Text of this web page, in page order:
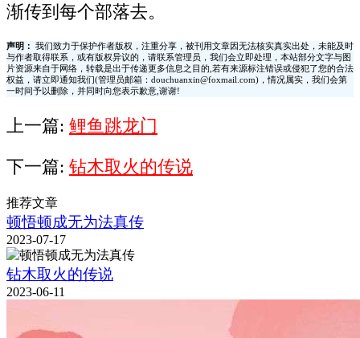
渐传到每个部落去。
声明：
我们致力于保护作者版权，注重分享，被刊用文章因无法核实真实出处，未能及时
与作者取得联系，或有版权异议的，请联系管理员，我们会立即处理，本站部分文字与图
片资源来自于网络，转载是出于传递更多信息之目的,若有来源标注错误或侵犯了您的合法
权益，请立即通知我们(管理员邮箱：douchuanxin@foxmail.com)，情况属实，我们会第
一时间予以删除，并同时向您表示歉意,谢谢!
上一篇: 鲤鱼跳龙门
下一篇: 钻木取火的传说
推荐文章
顿悟顿成无为法真传
2023-07-17
钻木取火的传说
2023-06-11